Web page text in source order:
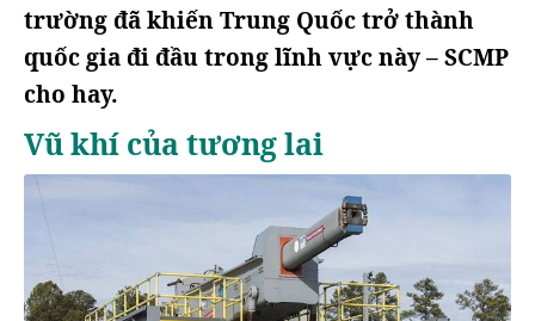
trường đã khiến Trung Quốc trở thành
quốc gia đi đầu trong lĩnh vực này – SCMP
cho hay.
Vũ khí của tương lai